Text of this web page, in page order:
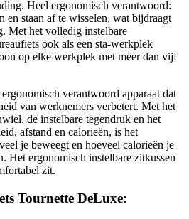
Heel ergonomisch verantwoord:
en staan af te wisselen, wat bijdraagt
Met het volledig instelbare
ook als een sta-werkplek
op elke werkplek met meer dan vijf
verantwoord apparaat dat
van werknemers verbetert. Met het
de instelbare tegendruk en het
afstand en calorieën, is het
je beweegt en hoeveel calorieën je
Het ergonomisch instelbare zitkussen
zit.
Tournette DeLuxe: